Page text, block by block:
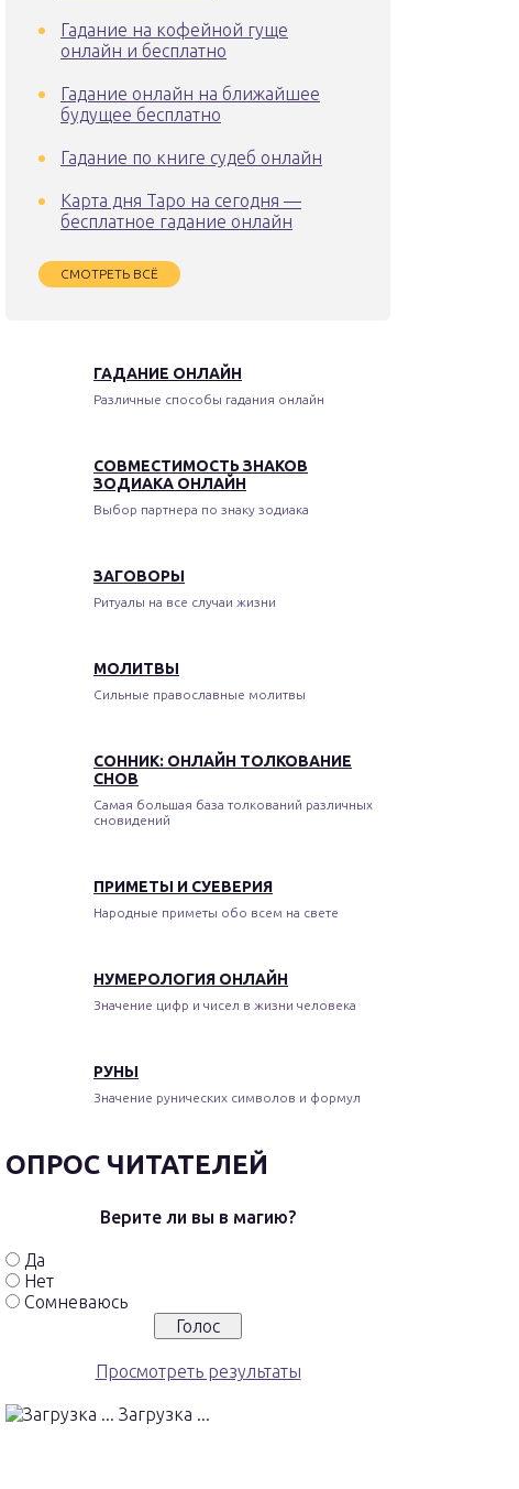
Гадание на кофейной гуще
онлайн и бесплатно
Гадание онлайн на ближайшее
будущее бесплатно
Гадание по книге судеб онлайн
Карта дня Таро на сегодня —
бесплатное гадание онлайн
СМОТРЕТЬ ВСЁ
ГАДАНИЕ ОНЛАЙН
Различные способы гадания онлайн
СОВМЕСТИМОСТЬ ЗНАКОВ
ЗОДИАКА ОНЛАЙН
Выбор партнера по знаку зодиака
ЗАГОВОРЫ
Ритуалы на все случаи жизни
МОЛИТВЫ
Сильные православные молитвы
СОННИК: ОНЛАЙН ТОЛКОВАНИЕ
СНОВ
Самая большая база толкований различных
сновидений
ПРИМЕТЫ И СУЕВЕРИЯ
Народные приметы обо всем на свете
НУМЕРОЛОГИЯ ОНЛАЙН
Значение цифр и чисел в жизни человека
РУНЫ
Значение рунических символов и формул
ОПРОС ЧИТАТЕЛЕЙ
Верите ли вы в магию?
Да
Нет
Сомневаюсь
Просмотреть результаты
Загрузка ...